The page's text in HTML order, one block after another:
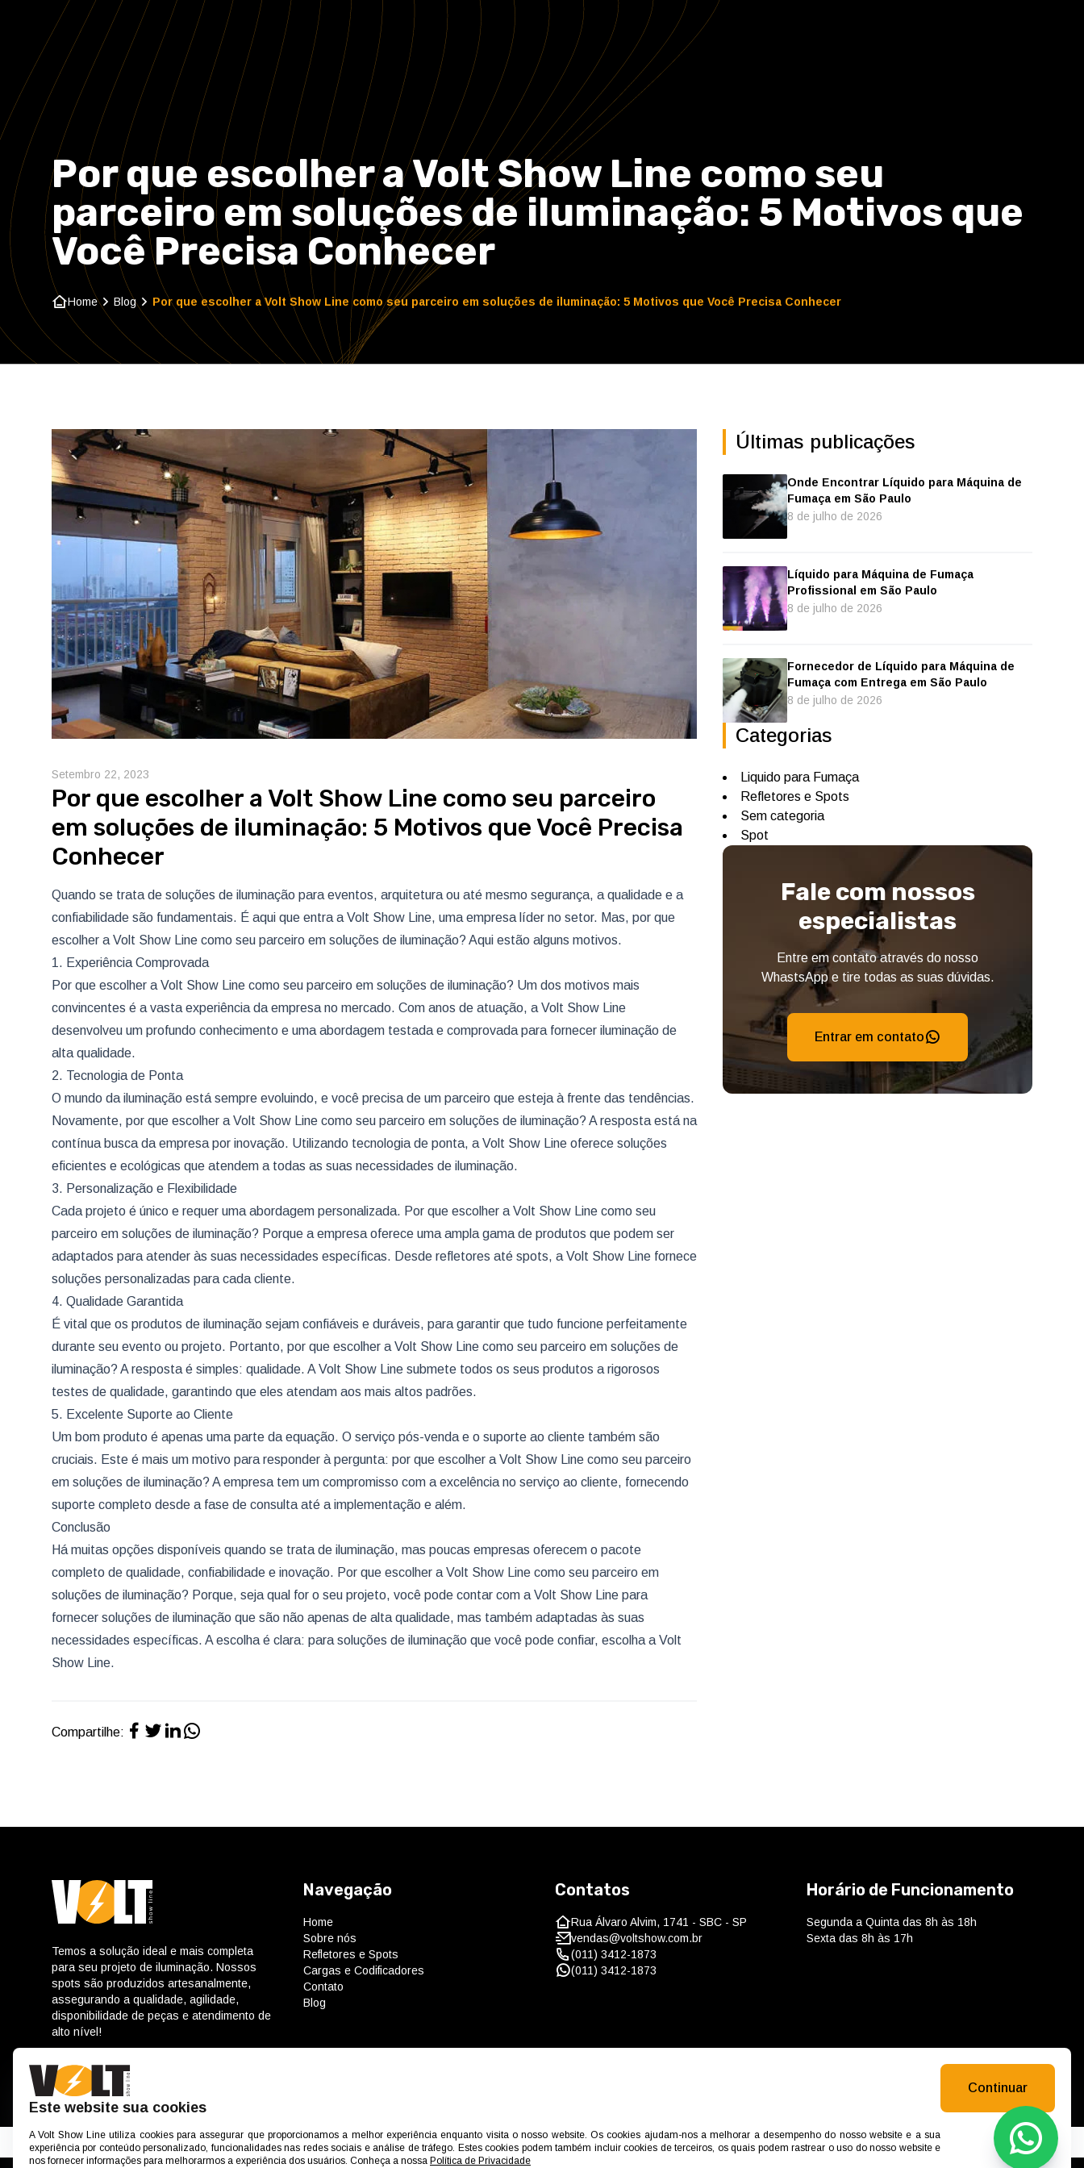
Este website sua cookies
A Volt Show Line utiliza cookies para assegurar que proporcionamos a melhor experiência enquanto visita o nosso website. Os cookies ajudam-nos a melhorar a desempenho do nosso website e a sua
experiência por conteúdo personalizado, funcionalidades nas redes sociais e análise de tráfego. Estes cookies podem também incluir cookies de terceiros, os quais podem rastrear o uso do nosso website e
nos fornecer informações para melhorarmos a experiência dos usuários. Conheça a nossa Política de Privacidade
Continuar
Por que escolher a Volt Show Line como seu
parceiro em soluções de iluminação: 5 Motivos que
Você Precisa Conhecer
Home Blog Por que escolher a Volt Show Line como seu parceiro em soluções de iluminação: 5 Motivos que Você Precisa Conhecer
Setembro 22, 2023
Por que escolher a Volt Show Line como seu parceiro
em soluções de iluminação: 5 Motivos que Você Precisa
Conhecer
Quando se trata de soluções de iluminação para eventos, arquitetura ou até mesmo segurança, a qualidade e a
confiabilidade são fundamentais. É aqui que entra a Volt Show Line, uma empresa líder no setor. Mas, por que
escolher a Volt Show Line como seu parceiro em soluções de iluminação? Aqui estão alguns motivos.
1. Experiência Comprovada
Por que escolher a Volt Show Line como seu parceiro em soluções de iluminação? Um dos motivos mais
convincentes é a vasta experiência da empresa no mercado. Com anos de atuação, a Volt Show Line
desenvolveu um profundo conhecimento e uma abordagem testada e comprovada para fornecer iluminação de
alta qualidade.
2. Tecnologia de Ponta
O mundo da iluminação está sempre evoluindo, e você precisa de um parceiro que esteja à frente das tendências.
Novamente, por que escolher a Volt Show Line como seu parceiro em soluções de iluminação? A resposta está na
contínua busca da empresa por inovação. Utilizando tecnologia de ponta, a Volt Show Line oferece soluções
eficientes e ecológicas que atendem a todas as suas necessidades de iluminação.
3. Personalização e Flexibilidade
Cada projeto é único e requer uma abordagem personalizada. Por que escolher a Volt Show Line como seu
parceiro em soluções de iluminação? Porque a empresa oferece uma ampla gama de produtos que podem ser
adaptados para atender às suas necessidades específicas. Desde refletores até spots, a Volt Show Line fornece
soluções personalizadas para cada cliente.
4. Qualidade Garantida
É vital que os produtos de iluminação sejam confiáveis e duráveis, para garantir que tudo funcione perfeitamente
durante seu evento ou projeto. Portanto, por que escolher a Volt Show Line como seu parceiro em soluções de
iluminação? A resposta é simples: qualidade. A Volt Show Line submete todos os seus produtos a rigorosos
testes de qualidade, garantindo que eles atendam aos mais altos padrões.
5. Excelente Suporte ao Cliente
Um bom produto é apenas uma parte da equação. O serviço pós-venda e o suporte ao cliente também são
cruciais. Este é mais um motivo para responder à pergunta: por que escolher a Volt Show Line como seu parceiro
em soluções de iluminação? A empresa tem um compromisso com a excelência no serviço ao cliente, fornecendo
suporte completo desde a fase de consulta até a implementação e além.
Conclusão
Há muitas opções disponíveis quando se trata de iluminação, mas poucas empresas oferecem o pacote
completo de qualidade, confiabilidade e inovação. Por que escolher a Volt Show Line como seu parceiro em
soluções de iluminação? Porque, seja qual for o seu projeto, você pode contar com a Volt Show Line para
fornecer soluções de iluminação que são não apenas de alta qualidade, mas também adaptadas às suas
necessidades específicas. A escolha é clara: para soluções de iluminação que você pode confiar, escolha a Volt
Show Line.
Compartilhe:
Últimas publicações
Onde Encontrar Líquido para Máquina de
Fumaça em São Paulo
8 de julho de 2026
Líquido para Máquina de Fumaça
Profissional em São Paulo
8 de julho de 2026
Fornecedor de Líquido para Máquina de
Fumaça com Entrega em São Paulo
8 de julho de 2026
Categorias
Liquido para Fumaça
Refletores e Spots
Sem categoria
Spot
Fale com nossos
especialistas
Entre em contato através do nosso
WhastsApp e tire todas as suas dúvidas.
Entrar em contato
Temos a solução ideal e mais completa
para seu projeto de iluminação. Nossos
spots são produzidos artesanalmente,
assegurando a qualidade, agilidade,
disponibilidade de peças e atendimento de
alto nível!
Navegação
Home
Sobre nós
Refletores e Spots
Cargas e Codificadores
Contato
Blog
Contatos
Rua Álvaro Alvim, 1741 - SBC - SP
vendas@voltshow.com.br
(011) 3412-1873
(011) 3412-1873
Horário de Funcionamento
Segunda a Quinta das 8h às 18h
Sexta das 8h às 17h
© 2026 Volt Show Line. Todos os direitos reservados.